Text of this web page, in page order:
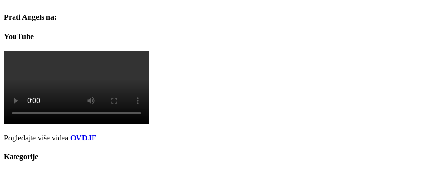
Prati Angels na:
YouTube
Pogledajte više videa OVDJE.
Kategorije